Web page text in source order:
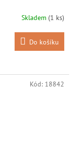
Skladem (1 ks)
Do košíku
Kód: 18842